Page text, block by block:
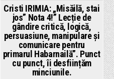
din
anul
2023.
Avem
dovada!
Joac-
o
pe
asta,
primare!
Cristi IRIMIA: „Misăilă, stai
jos” Nota 4!” Lecție de
gândire critică, logică,
persuasiune, manipulare și
comunicare pentru
primarul Habarnailă”. Punct
cu punct, îi desființăm
minciunile.